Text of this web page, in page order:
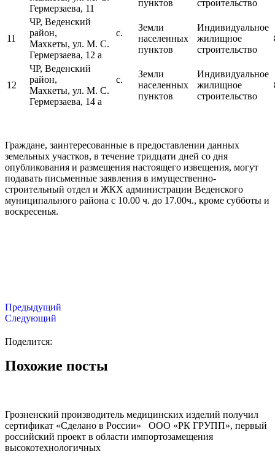
Гермерзаева, 11
пунктов строительство
11
ЧР, Веденский
район, с.
Махкеты, ул. М. С.
Гермерзаева, 12 а
Земли
населенных
пунктов
Индивидуальное
жилищное
строительство
12
ЧР, Веденский
район, с.
Махкеты, ул. М. С.
Гермерзаева, 14 а
Земли
населенных
пунктов
Индивидуальное
жилищное
строительство
Граждане, заинтересованные в предоставлении данных
земельных участков, в течение тридцати дней со дня
опубликования и размещения настоящего извещения, могут
подавать письменные заявления в имущественно-
строительный отдел и ЖКХ администрации Веденского
муниципального района с 10.00 ч. до 17.00ч., кроме субботы и
воскресенья.
Предыдущий
Следующий
Поделится:
Похожие посты
Грозненский производитель медицинских изделий получил
сертификат «Сделано в России» ООО «РК ГРУПП», первый
российский проект в области импортозамещения
высокотехнологичных